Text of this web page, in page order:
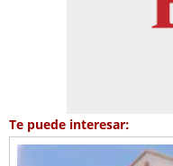
Te puede interesar: